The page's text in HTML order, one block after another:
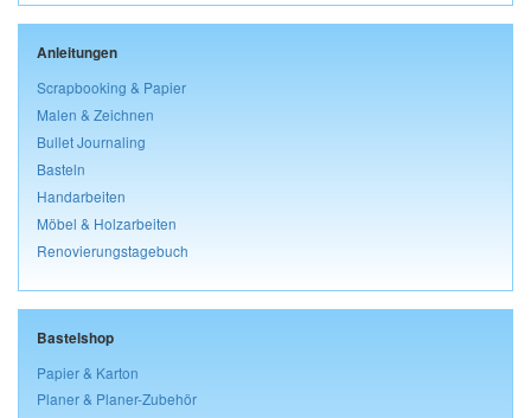
Anleitungen
Scrapbooking & Papier
Malen & Zeichnen
Bullet Journaling
Basteln
Handarbeiten
Möbel & Holzarbeiten
Renovierungstagebuch
Bastelshop
Papier & Karton
Planer & Planer-Zubehör